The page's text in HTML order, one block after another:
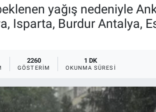
yağış nedeniyle
Isparta, Burdur Antalya,
2260
GÖSTERIM
1 DK
OKUNMA SÜRESI